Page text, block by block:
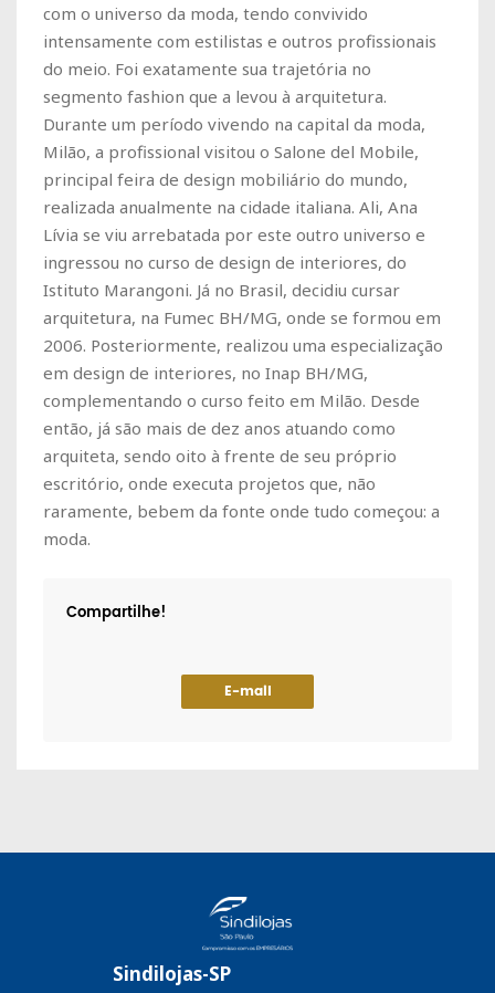
com o universo da moda, tendo convivido
intensamente com estilistas e outros profissionais
do meio. Foi exatamente sua trajetória no
segmento fashion que a levou à arquitetura.
Durante um período vivendo na capital da moda,
Milão, a profissional visitou o Salone del Mobile,
principal feira de design mobiliário do mundo,
realizada anualmente na cidade italiana. Ali, Ana
Lívia se viu arrebatada por este outro universo e
ingressou no curso de design de interiores, do
Istituto Marangoni. Já no Brasil, decidiu cursar
arquitetura, na Fumec BH/MG, onde se formou em
2006. Posteriormente, realizou uma especialização
em design de interiores, no Inap BH/MG,
complementando o curso feito em Milão. Desde
então, já são mais de dez anos atuando como
arquiteta, sendo oito à frente de seu próprio
escritório, onde executa projetos que, não
raramente, bebem da fonte onde tudo começou: a
moda.
Compartilhe!
E-mail
Sindilojas-SP